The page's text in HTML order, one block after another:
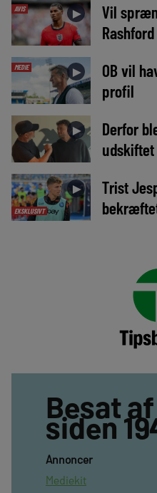
AVIS ►
Vil
Rashford
MEDIE ►
OB vil
profil
►
Derfor
udskiftet
EKSKLUSIVT
►
Trist
Besat
siden
Annoncer
Mediekit